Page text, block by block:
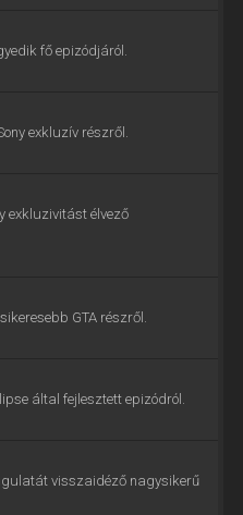
fő epizódjáról.
exkluzív részről.
exkluzivitást élvező
GTA részről.
által fejlesztett epizódról.
visszaidéző nagysikerű